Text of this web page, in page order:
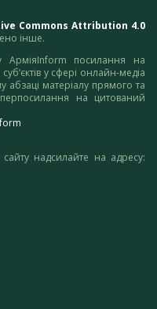
Commons Attribution 4.0
інше.
АрміяInform посилання на
у сфері онлайн-медіа
матеріалу прямого та
на цитований
надсилайте на адресу: